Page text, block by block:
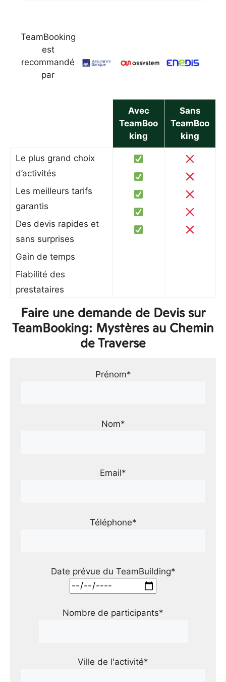
TeamBooking
est
recommandé
par
Avec
TeamBoo
king
Sans
TeamBoo
king
Le plus grand choix
d’activités
Les meilleurs tarifs
garantis
Des devis rapides et
sans surprises
Gain de temps
Fiabilité des
prestataires
Faire une demande de Devis sur
TeamBooking: Mystères au Chemin
de Traverse
Prénom*
Nom*
Email*
Téléphone*
Date prévue du TeamBuilding*
Nombre de participants*
Ville de l'activité*